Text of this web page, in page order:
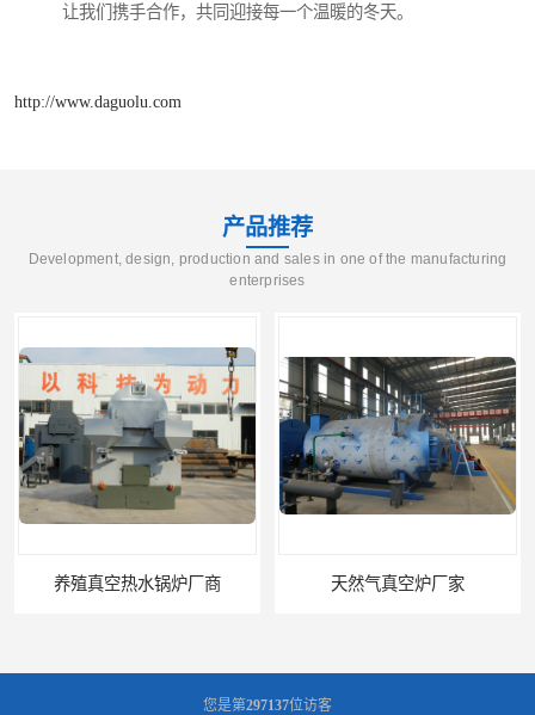
让我们携手合作，共同迎接每一个温暖的冬天。
http://www.daguolu.com
产品推荐
Development, design, production and sales in one of the manufacturing
enterprises
养殖真空热水锅炉厂商 天然气真空炉厂家
您是第297137位访客